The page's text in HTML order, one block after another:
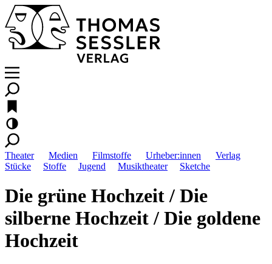
Theater Medien Filmstoffe Urheber:innen
Verlag
Stücke
Stoffe Jugend Musiktheater Sketche
Die grüne Hochzeit / Die
silberne Hochzeit / Die goldene
Hochzeit